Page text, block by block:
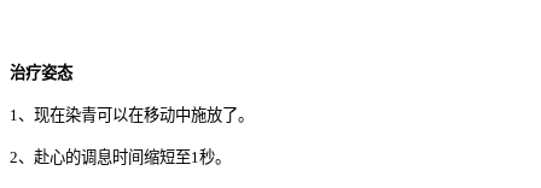
治疗姿态
1 、 现在染青可以在移动中施放了。
2、 赴心的调息时间缩短至1 秒。